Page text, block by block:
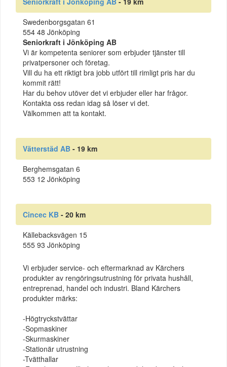
Swedenborgsgatan 61
554 48 Jönköping
Seniorkraft i Jönköping AB
Vi är kompetenta seniorer som erbjuder tjänster till
privatpersoner och företag.
Vill du ha ett riktigt bra jobb utfört till rimligt pris har du
kommit rätt!
Har du behov utöver det vi erbjuder eller har frågor.
Kontakta oss redan idag så löser vi det.
Välkommen att ta kontakt.
Vätterstäd AB - 19 km
Berghemsgatan 6
553 12 Jönköping
Cincec KB - 20 km
Källebacksvägen 15
555 93 Jönköping
Vi erbjuder service- och eftermarknad av Kärchers
produkter av rengöringsutrustning för privata hushåll,
entreprenad, handel och industri. Bland Kärchers
produkter märks:
-Högtryckstvättar
-Sopmaskiner
-Skurmaskiner
-Stationär utrustning
-Tvätthallar